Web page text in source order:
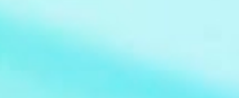
I Dream of Jeannie) Bild: Jeannie at